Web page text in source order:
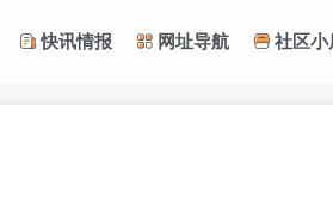
快讯情报 网址导航 社区小